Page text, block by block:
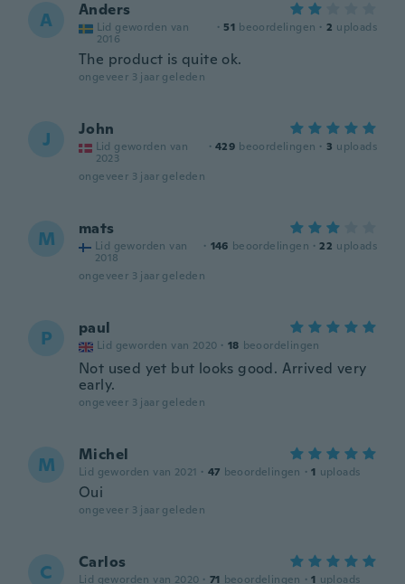
A Anders
Lid geworden van
2016
· 51 beoordelingen · 2 uploads
The product is quite ok.
ongeveer 3 jaar geleden
J John
Lid geworden van
2023
· 429 beoordelingen · 3 uploads
ongeveer 3 jaar geleden
M mats
Lid geworden van
2018
· 146 beoordelingen · 22 uploads
ongeveer 3 jaar geleden
P paul
Lid geworden van 2020 · 18 beoordelingen
Not used yet but looks good. Arrived very
early.
ongeveer 3 jaar geleden
M Michel
Lid geworden van 2021 · 47 beoordelingen · 1 uploads
Oui
ongeveer 3 jaar geleden
C Carlos
Lid geworden van 2020 · 71 beoordelingen · 1 uploads